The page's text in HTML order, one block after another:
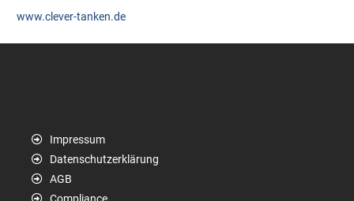
www.clever-tanken.de
Impressum
Datenschutzerklärung
AGB
Compliance